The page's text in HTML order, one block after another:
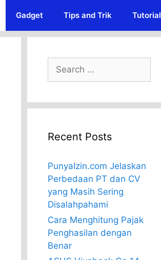
Gadget Tips and Trik Tutorial
Search
for:
Recent Posts
PunyaIzin.com Jelaskan
Perbedaan PT dan CV
yang Masih Sering
Disalahpahami
Cara Menghitung Pajak
Penghasilan dengan
Benar